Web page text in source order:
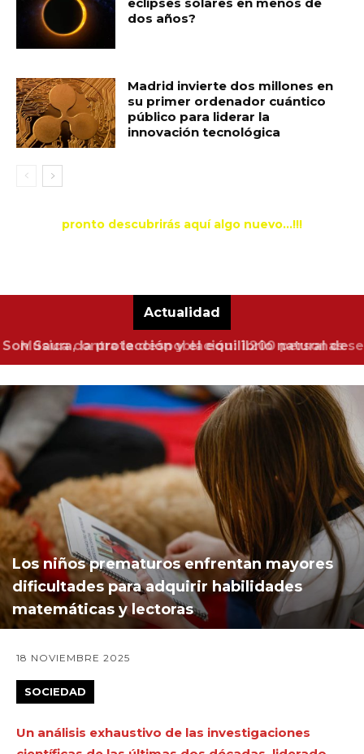
dos años?
Madrid invierte dos millones en
su primer ordenador cuántico
público para liderar la
innovación tecnológica
pronto descubrirás aquí algo nuevo...!!!